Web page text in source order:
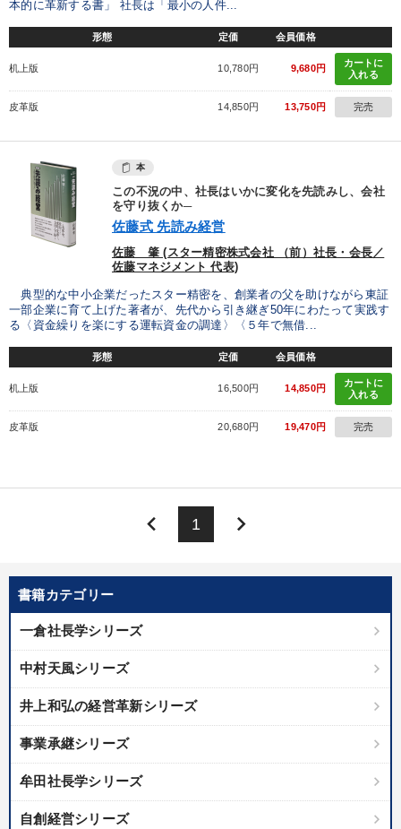
書籍カテゴリー
一倉社長学シリーズ
中村天風シリーズ
井上和弘の経営革新シリーズ
事業承継シリーズ
牟田社長学シリーズ
自創経営シリーズ
本的に革新する書」 社長は「最小の人件...
形態 定価 会員価格
机上版 10,780円 9,680円
カートに
入れる
皮革版 14,850円 13,750円 完売
本
この不況の中、社長はいかに変化を先読みし、会社
を守り抜くか─
佐藤式 先読み経営
佐藤 肇 (スター精密株式会社 （前）社長・会長／
佐藤マネジメント 代表)
典型的な中小企業だったスター精密を、創業者の父を助けながら東証
一部企業に育て上げた著者が、先代から引き継ぎ50年にわたって実践す
る〈資金繰りを楽にする運転資金の調達〉〈５年で無借...
形態 定価 会員価格
机上版 16,500円 14,850円
カートに
入れる
皮革版 20,680円 19,470円 完売
keyboard_arrow_left 1 keyboard_arrow_right